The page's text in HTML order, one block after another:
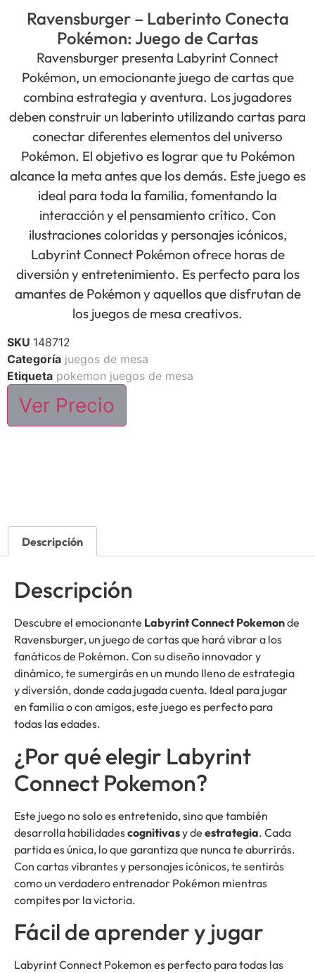
Ravensburger – Laberinto Conecta
Pokémon: Juego de Cartas
Ravensburger presenta Labyrint Connect
Pokémon, un emocionante juego de cartas que
combina estrategia y aventura. Los jugadores
deben construir un laberinto utilizando cartas para
conectar diferentes elementos del universo
Pokémon. El objetivo es lograr que tu Pokémon
alcance la meta antes que los demás. Este juego es
ideal para toda la familia, fomentando la
interacción y el pensamiento crítico. Con
ilustraciones coloridas y personajes icónicos,
Labyrint Connect Pokémon ofrece horas de
diversión y entretenimiento. Es perfecto para los
amantes de Pokémon y aquellos que disfrutan de
los juegos de mesa creativos.
SKU 148712
Categoría juegos de mesa
Etiqueta pokemon juegos de mesa
Ver Precio
Descripción
Descripción
Descubre el emocionante Labyrint Connect Pokemonde
Ravensburger, un juego de cartas que hará vibrar a los
fanáticos de Pokémon. Con su diseño innovador y
dinámico, te sumergirás en un mundo lleno de estrategia
y diversión, donde cada jugada cuenta. Ideal para jugar
en familia o con amigos, este juego es perfecto para
todas las edades.
¿Por qué elegir Labyrint
Connect Pokemon?
Este juego no solo es entretenido, sino que también
desarrolla habilidadescognitivasy de estrategia. Cada
partida es única, lo que garantiza que nunca te aburrirás.
Con cartas vibrantes y personajes icónicos, te sentirás
como un verdadero entrenador Pokémon mientras
compites por la victoria.
Fácil de aprender y jugar
Labyrint Connect Pokemon es perfecto para todas las